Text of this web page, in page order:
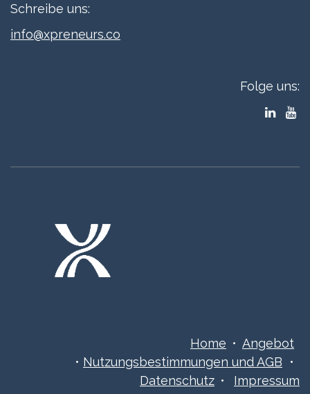
Schreibe uns:
info@xpreneurs.co
Folge uns:
Home • Angebot
• Nutzungsbestimmungen ​​​und AGB •
Datenschutz • Impressum